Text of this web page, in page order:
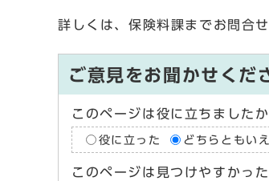
詳しくは、保険料課までお問合せ
ご意見をお聞かせくだ
このページは役に立ちましたか
役に立った どちらともい
このページは見つけやすかっ